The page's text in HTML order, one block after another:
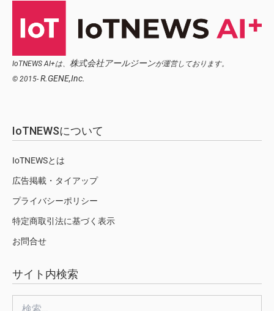
IoTNEWS AI+は、 株式会社アールジーンが運営しております。
© 2015- R.GENE,Inc.
IoTNEWSについて
IoTNEWSとは
広告掲載・タイアップ
プライバシーポリシー
特定商取引法に基づく表示
お問合せ
サイト内検索